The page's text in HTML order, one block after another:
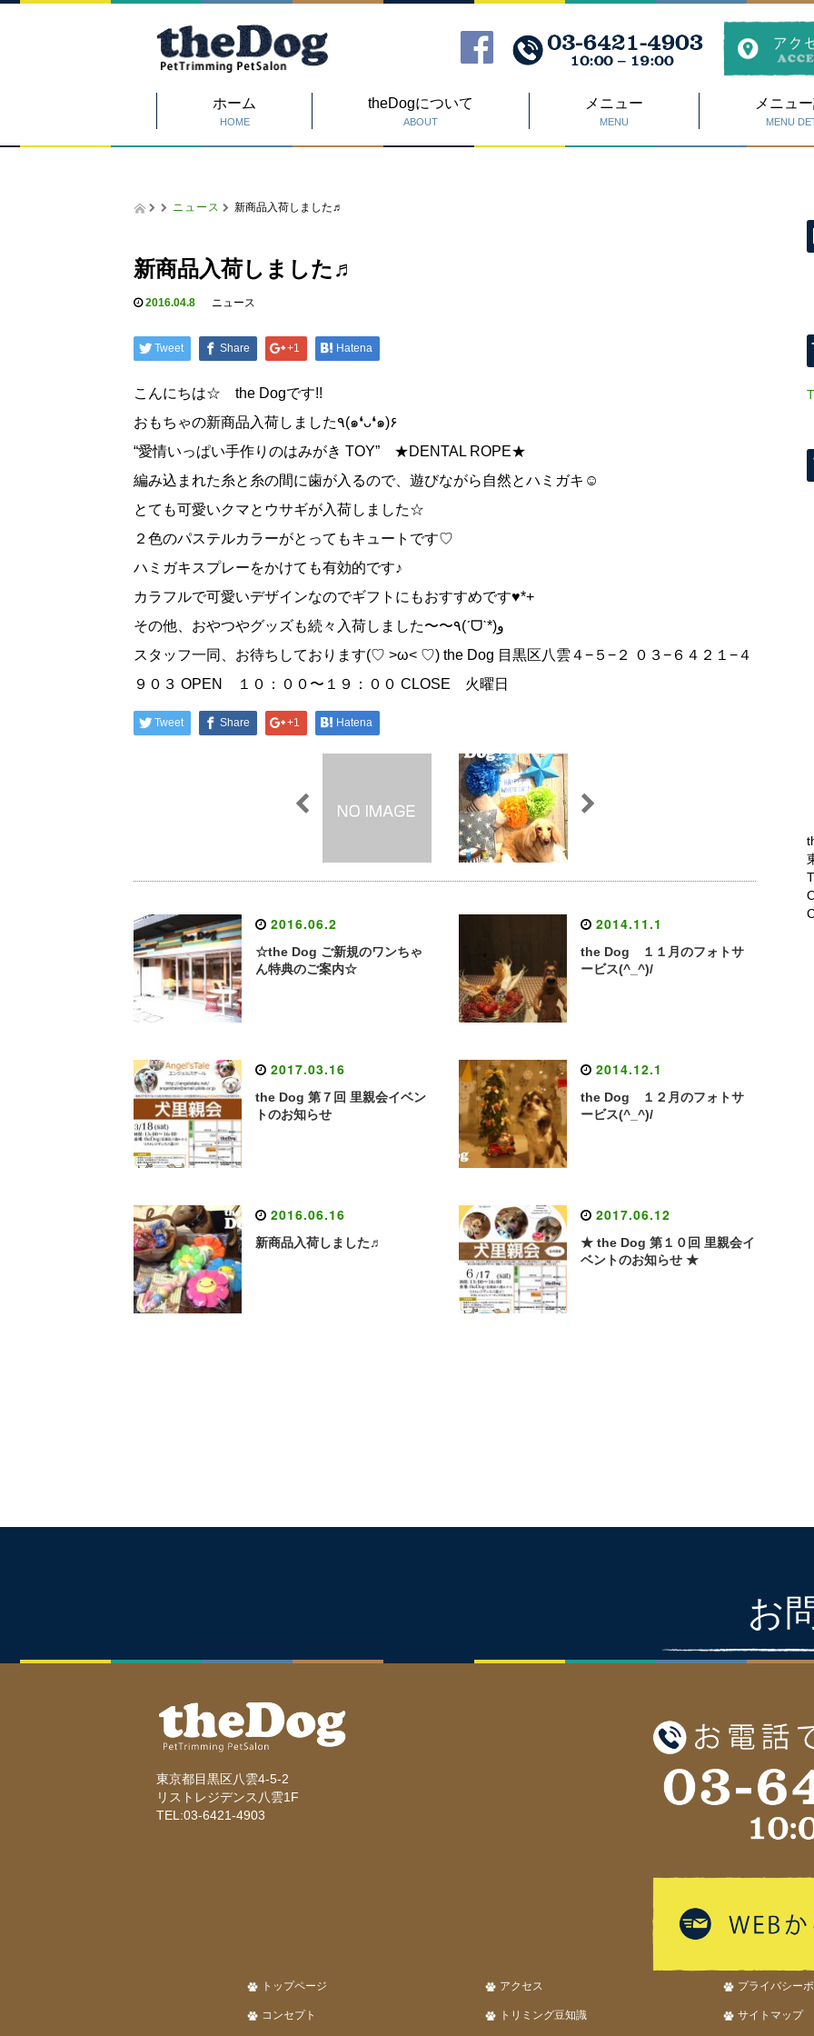
ホーム
HOME
theDogについて
ABOUT
メニュー
MENU
メニュ
MENU
ニュース 新商品入荷しました♬
新商品入荷しました♬
2016.04.8 ニュース
Tweet Share +1 Hatena
こんにちは☆ the Dogです!!
おもちゃの新商品入荷しました٩(๑❛ᴗ❛๑)۶
“愛情いっぱい手作りのはみがき TOY” ★DENTAL ROPE★
編み込まれた糸と糸の間に歯が入るので、遊びながら自然とハミガキ☺
とても可愛いクマとウサギが入荷しました☆
２色のパステルカラーがとってもキュートです♡
ハミガキスプレーをかけても有効的です♪
カラフルで可愛いデザインなのでギフトにもおすすめです♥*+
その他、おやつやグッズも続々入荷しました〜〜٩(ˊᗜˋ*)و
スタッフ一同、お待ちしております(♡ >ω< ♡) the Dog 目黒区八雲４−５−２ ０３−６４２１−４
９０３ OPEN １０：００〜１９：００ CLOSE 火曜日
Tweet Share +1 Hatena
2016.06.2
☆the Dog ご新規のワンちゃ
ん特典のご案内☆
2014.11.1
the Dog １１月のフォトサ
ービス(^_^)/
2017.03.16
the Dog 第７回 里親会イベン
トのお知らせ
2014.12.1
the Dog １２月のフォトサ
ービス(^_^)/
2016.06.16
新商品入荷しました♬
2017.06.12
★ the Dog 第１０回 里親会イ
ベントのお知らせ ★
お
東京都目黒区八雲4-5-2
リストレジデンス八雲1F
TEL:03-6421-4903
トップページ
コンセプト
アクセス
トリミング豆知識
プライバシー
サイトマップ